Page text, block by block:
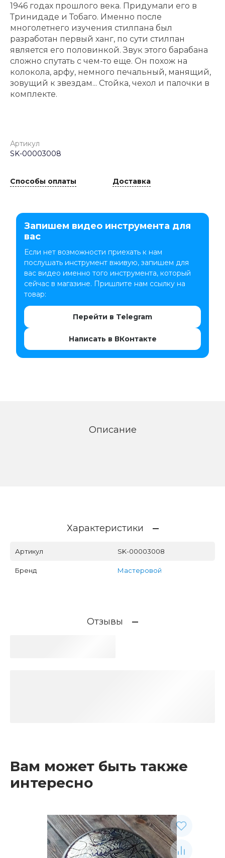
1946 годах прошлого века. Придумали его в
Тринидаде и Тобаго. Именно после
многолетнего изучения стилпана был
разработан первый ханг, по сути стилпан
является его половинкой. Звук этого барабана
сложно спутать с чем-то еще. Он похож на
колокола, арфу, немного печальный, манящий,
зовущий к звездам... Стойка, чехол и палочки в
комплекте.
Артикул
SK-00003008
Способы оплаты Доставка
Запишем видео инструмента для
вас
Если нет возможности приехать к нам
послушать инструмент вживую, запишем для
вас видео именно того инструмента, который
сейчас в магазине. Пришлите нам ссылку на
товар:
Перейти в Telegram
Написать в ВКонтакте
Описание
Характеристики
Артикул SK-00003008
Бренд Мастеровой
Отзывы
Вам может быть также
интересно